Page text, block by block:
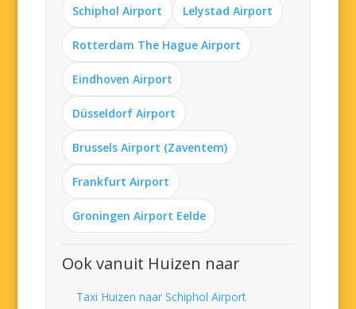
Schiphol Airport Lelystad Airport
Rotterdam The Hague Airport
Eindhoven Airport
Düsseldorf Airport
Brussels Airport (Zaventem)
Frankfurt Airport
Groningen Airport Eelde
Ook vanuit Huizen naar
Taxi Huizen naar Schiphol Airport